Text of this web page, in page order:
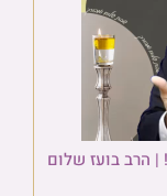
הרב בועז שלום